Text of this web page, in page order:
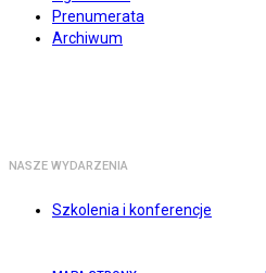
Prenumerata
Archiwum
NASZE WYDARZENIA
Szkolenia i konferencje